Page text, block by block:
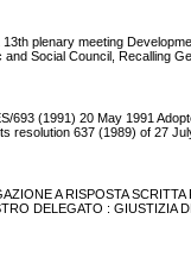
plenary meeting
Social Council, Recalling
693 (1991) 20 May 1991
resolution 637 (1989) of 27
A RISPOSTA
DELEGATO : GIUSTIZIA